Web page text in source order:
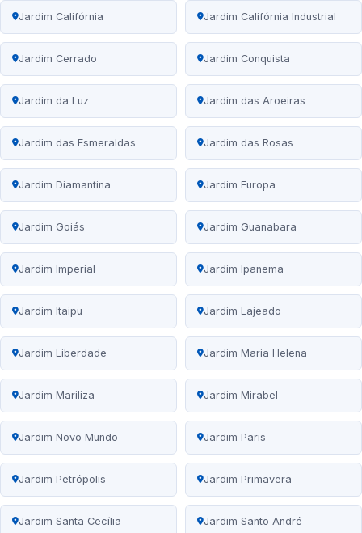
Jardim Califórnia Jardim Califórnia Industrial
Jardim Cerrado Jardim Conquista
Jardim da Luz Jardim das Aroeiras
Jardim das Esmeraldas Jardim das Rosas
Jardim Diamantina Jardim Europa
Jardim Goiás Jardim Guanabara
Jardim Imperial Jardim Ipanema
Jardim Itaipu Jardim Lajeado
Jardim Liberdade Jardim Maria Helena
Jardim Mariliza Jardim Mirabel
Jardim Novo Mundo Jardim Paris
Jardim Petrópolis Jardim Primavera
Jardim Santa Cecília Jardim Santo André